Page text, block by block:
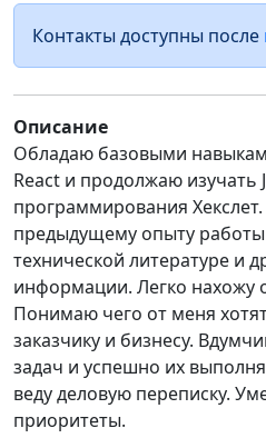
Контакты доступны после
Описание
Обладаю базовыми
React и продолжаю изучать
программирования
предыдущему опыту
технической литературе и
информации. Легко
Понимаю чего от меня
заказчику и бизнесу.
задач и успешно их
веду деловую переписку.
приоритеты.